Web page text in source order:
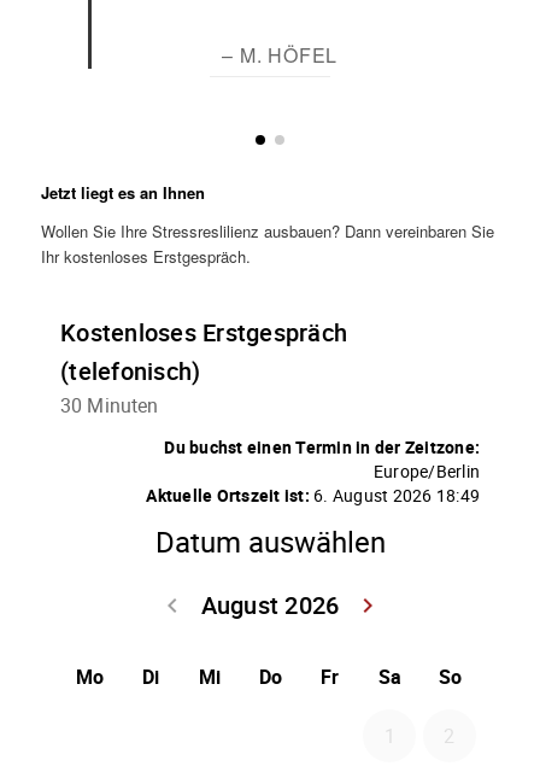
– M. HÖFEL
Jetzt liegt es an Ihnen
Wollen Sie Ihre Stressreslilienz ausbauen? Dann vereinbaren Sie
Ihr kostenloses Erstgespräch.